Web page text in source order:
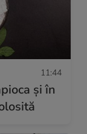
11:44
și în